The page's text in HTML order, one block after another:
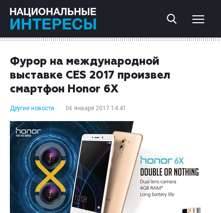
Фурор на международной
выставке CES 2017 произвел
смартфон Honor 6X
Другие новости 06 января 2017 14:41